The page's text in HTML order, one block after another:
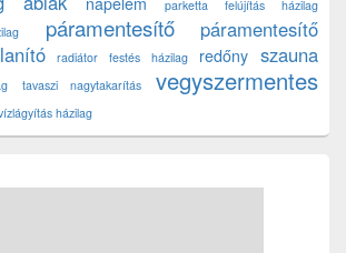
parketta felújítás házilag
páramentesítő
páramentesítő
radiátor festés házilag redőny szauna
tavaszi nagytakarítás
vegyszermentes
házilag